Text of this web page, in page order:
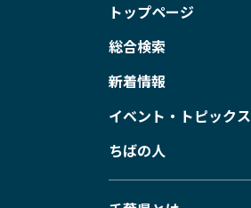
トップページ
総合検索
新着情報
イベント・トピックス
ちばの人